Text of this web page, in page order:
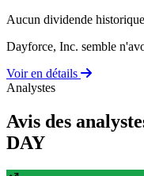
Aucun dividende
Dayforce, Inc. semble
Voir en détails
Analystes
Avis des
DAY